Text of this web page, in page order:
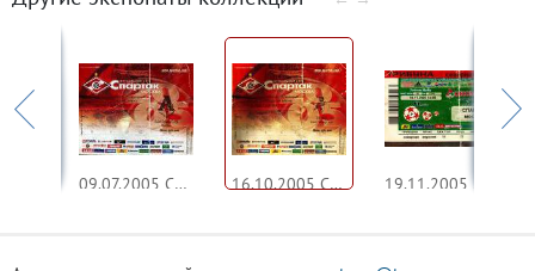
09.07.2005 Спартак - Локомотив 16.10.2005 Спартак - Зенит